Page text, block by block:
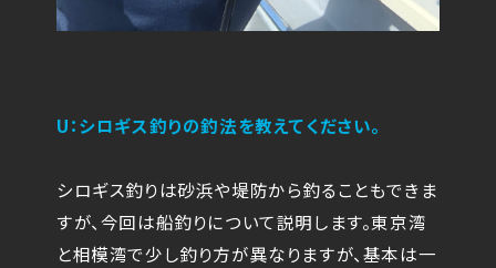
U：シロギス釣りの釣法を教えてください。
シロギス釣りは砂浜や堤防から釣ることもできま
すが、今回は船釣りについて説明します。東京湾
と相模湾で少し釣り方が異なりますが、基本は一